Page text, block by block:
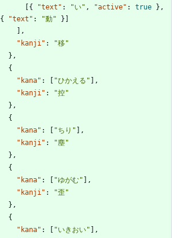
{ "text" : "い" , "active" : true } ,
{
"text" : "動" }
,
"kanji" :
"移"
} ,
{
"kana" : "ひかえる"
,
"kanji" :
"控"
} ,
{
"kana" : "ちり"
,
"kanji" :
"塵"
} ,
{
"kana" : "ゆがむ"
,
"kanji" :
"歪"
} ,
{
"kana" : "いきおい"
,